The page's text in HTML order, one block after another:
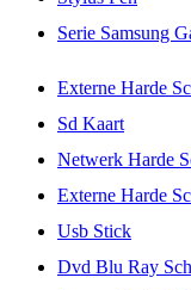
Serie Samsung
Externe Harde
Sd Kaart
Netwerk Harde
Externe Harde
Usb Stick
Dvd Blu Ray